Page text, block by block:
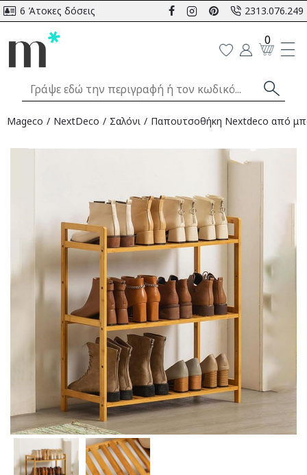
6 Άτοκες δόσεις 2313.076.249
0
Mageco NextDeco Σαλόνι Παπουτσοθήκη Nextdeco από